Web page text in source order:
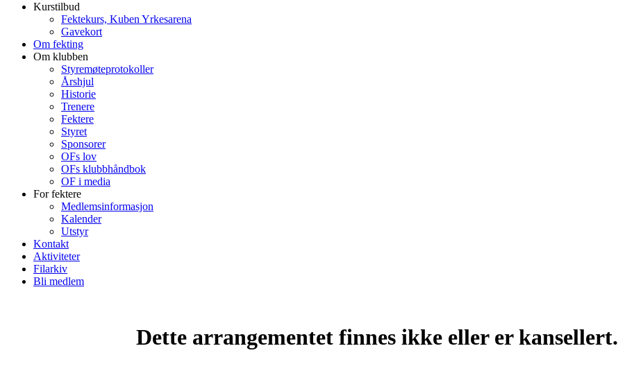
Kurstilbud
Fektekurs, Kuben Yrkesarena
Gavekort
Om fekting
Om klubben
Styremøteprotokoller
Årshjul
Historie
Trenere
Fektere
Styret
Sponsorer
OFs lov
OFs klubbhåndbok
OF i media
For fektere
Medlemsinformasjon
Kalender
Utstyr
Kontakt
Aktiviteter
Filarkiv
Bli medlem
Dette arrangementet finnes ikke eller er kansellert.